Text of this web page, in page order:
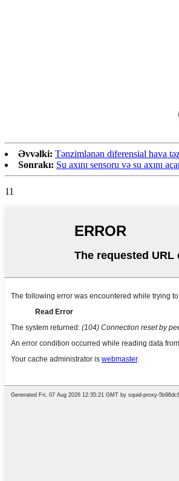
Əvvəlki: Tənzimlənən diferensial hava
Sonrakı: Su axını sensoru və su axını
11